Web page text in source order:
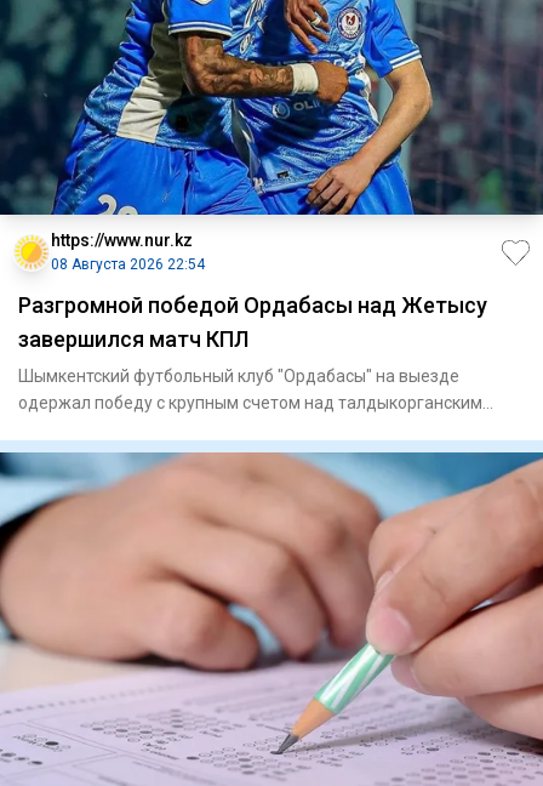
https://www.nur.kz
08 Августа 2026 22:54
Разгромной победой Ордабасы над Жетысу
завершился матч КПЛ
Шымкентский футбольный клуб "Ордабасы" на выезде
одержал победу с крупным счетом над талдыкорганским